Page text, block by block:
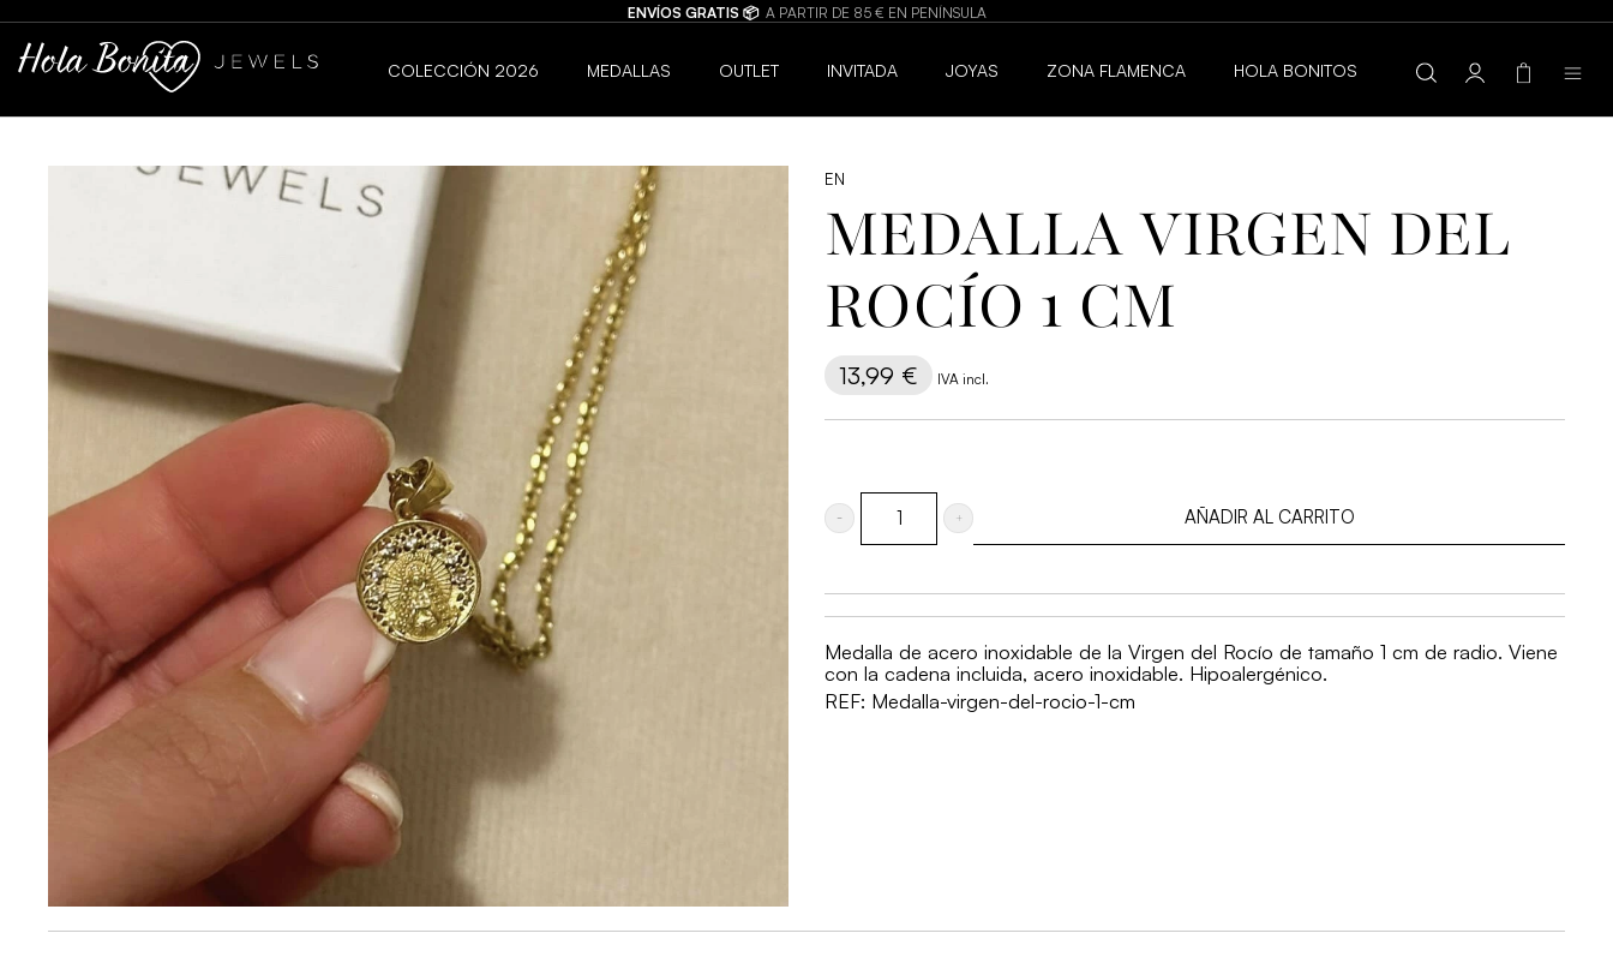
COLECCIÓN 2026 MEDALLAS OUTLET INVITADA JOYAS ZONA FLAMENCA HOLA BONITOS
EN
MEDALLA VIRGEN DEL
ROCÍO 1 CM
13,99 € IVA incl.
Medalla
del
1
cm
AÑADIR AL CARRITO
Medalla de acero inoxidable de la Virgen del Rocío de tamaño 1 cm de radio. Viene
con la cadena incluida, acero inoxidable. Hipoalergénico.
REF: Medalla-virgen-del-rocio-1-cm